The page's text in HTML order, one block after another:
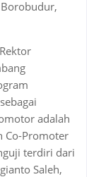
adalah
Co-Promoter
terdiri dari
Saleh,